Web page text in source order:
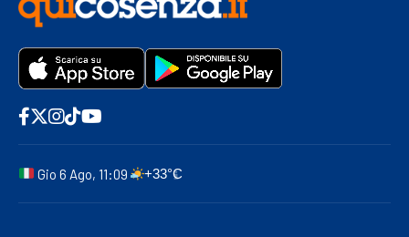
Gio 6 Ago, 11:09 +33°C